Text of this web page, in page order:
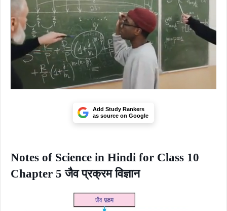
Add Study Rankers
as source on Google
Notes of Science in Hindi for Class 10
Chapter 5 जैव प्रक्रम विज्ञान